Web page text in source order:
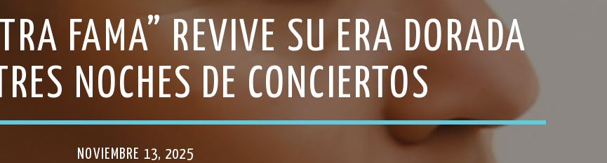
FAMA” REVIVE SU ERA DORADA
NOCHES DE CONCIERTOS
NOVIEMBRE 13, 2025